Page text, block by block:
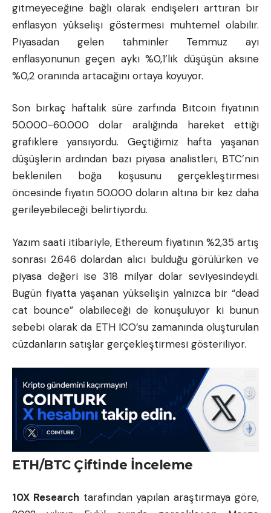
gitmeyeceğine bağlı olarak endişeleri arttıran bir
enflasyon yükselişi göstermesi muhtemel olabilir.
Piyasadan gelen tahminler Temmuz ayı
enflasyonunun geçen ayki %0,1’lik düşüşün aksine
%0,2 oranında artacağını ortaya koyuyor.
Son birkaç haftalık süre zarfında Bitcoin fiyatının
50.000-60.000 dolar aralığında hareket ettiği
grafiklere yansıyordu. Geçtiğimiz hafta yaşanan
düşüşlerin ardından bazı piyasa analistleri, BTC’nin
beklenilen boğa koşusunu gerçekleştirmesi
öncesinde fiyatın 50.000 doların altına bir kez daha
gerileyebileceği belirtiyordu.
Yazım saati itibariyle, Ethereum fiyatının %2,35 artış
sonrası 2.646 dolardan alıcı bulduğu görülürken ve
piyasa değeri ise 318 milyar dolar seviyesindeydi.
Bugün fiyatta yaşanan yükselişin yalnızca bir “dead
cat bounce” olabileceği de konuşuluyor ki bunun
sebebi olarak da ETH ICO’su zamanında oluşturulan
cüzdanların satışlar gerçekleştirmesi gösteriliyor.
ETH/BTC Çiftinde İnceleme
10X Researchtarafından yapılan araştırmaya göre,